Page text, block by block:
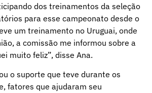
dos treinamentos da seleção
para esse campeonato desde o
um treinamento no Uruguai, onde
a comissão me informou sobre a
muito feliz”, disse Ana.
o suporte que teve durante os
fatores que ajudaram seu